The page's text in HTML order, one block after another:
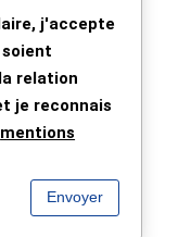
j'accepte
relation
je reconnais
mentions
Envoyer